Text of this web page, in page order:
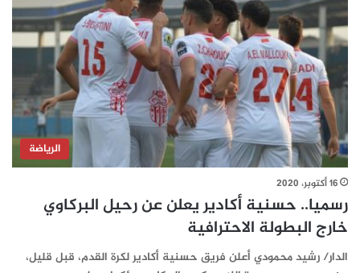
الرياضة
16 أكتوبر، 2020
رسميا.. حسنية أكادير يعلن عن رحيل البركاوي
خارج البطولة الاحترافية
الدار/ رشيد محمودي أعلن فريق حسنية أكادير لكرة القدم، قبل قليل،